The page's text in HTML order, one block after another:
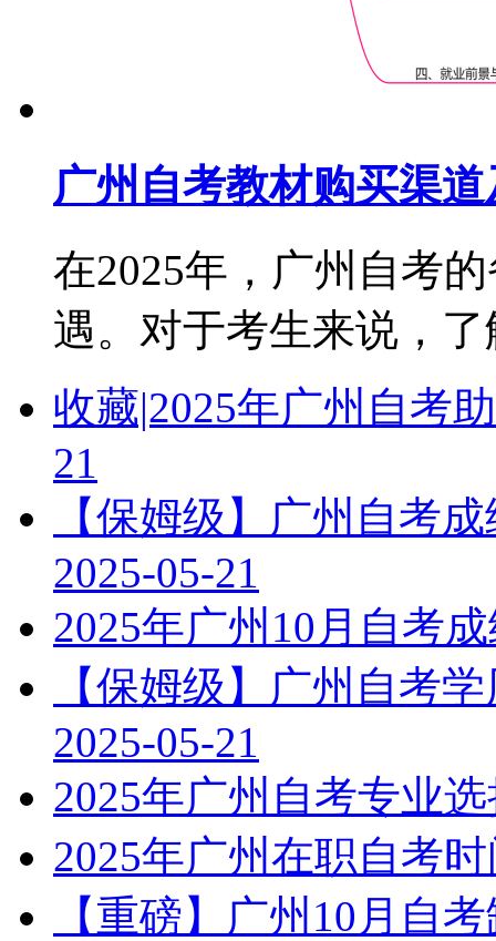
广州自考教材购买渠
在2025年，广州自考
遇。对于考生来说，了
收藏|2025年广州自考
21
【保姆级】广州自考
2025-05-21
2025年广州10月自考
【保姆级】广州自考
2025-05-21
2025年广州自考专业
2025年广州在职自考
【重磅】广州10月自